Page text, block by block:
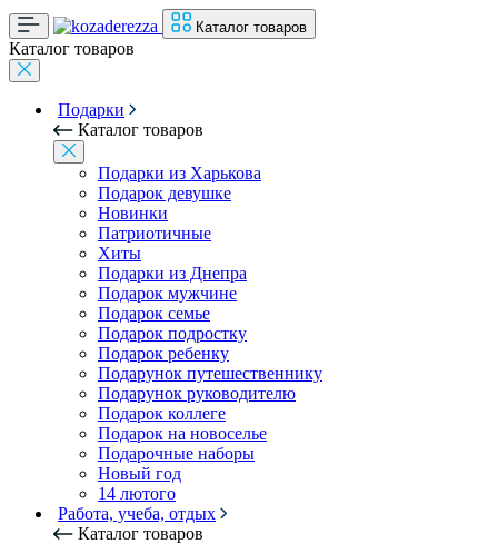
Каталог товаров
Каталог товаров
Подарки
Каталог товаров
Подарки из Харькова
Подарок девушке
Новинки
Патриотичные
Хиты
Подарки из Днепра
Подарок мужчине
Подарок семье
Подарок подростку
Подарок ребенку
Подарунок путешественнику
Подарунок руководителю
Подарок коллеге
Подарок на новоселье
Подарочные наборы
Новый год
14 лютого
Работа, учеба, отдых
Каталог товаров